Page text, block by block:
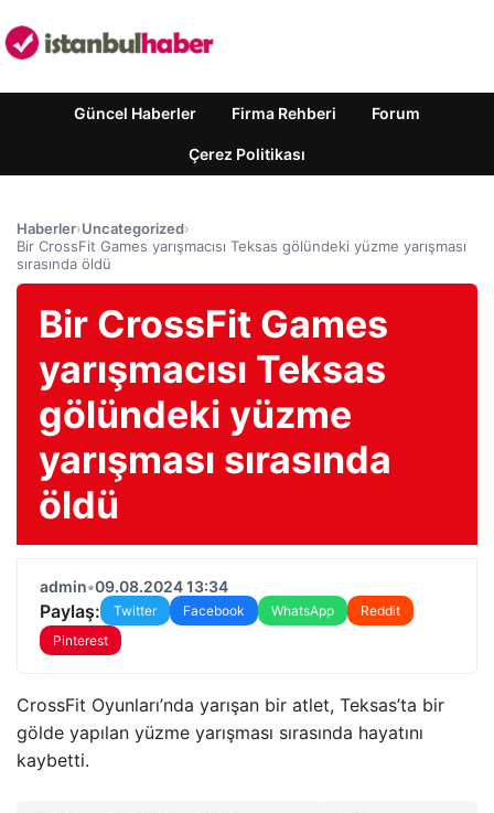
Güncel Haberler Firma Rehberi Forum
Çerez Politikası
Haberler›Uncategorized›
Bir CrossFit Games yarışmacısı Teksas gölündeki yüzme yarışması
sırasında öldü
Bir CrossFit Games
yarışmacısı Teksas
gölündeki yüzme
yarışması sırasında
öldü
admin•09.08.2024 13:34
Paylaş: Twitter Facebook WhatsApp
Reddit
Pinterest
CrossFit Oyunları’nda yarışan bir atlet, Teksas’ta bir
gölde yapılan yüzme yarışması sırasında hayatını
kaybetti.